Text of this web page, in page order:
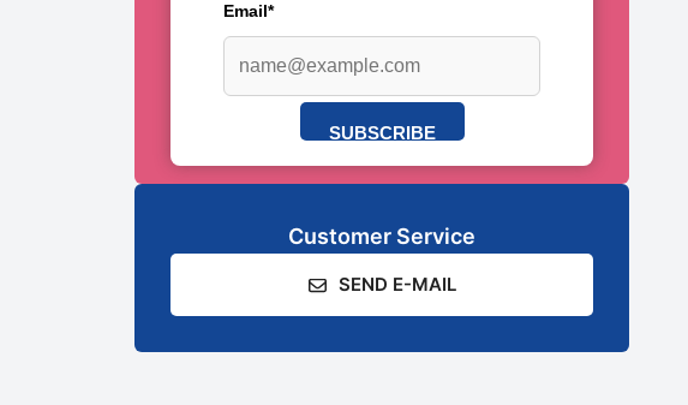
Email*
SUBSCRIBE
Customer Service
SEND E-MAIL